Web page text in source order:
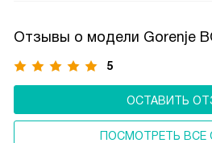
Отзывы о модели Gorenje
5
ОСТАВИТЬ
ПОСМОТРЕТЬ ВСЕ